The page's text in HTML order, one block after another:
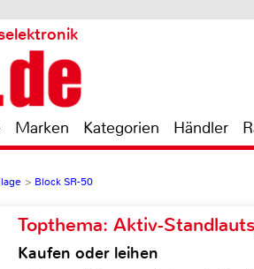
Marken Kategorien Händler
> Block SR-50
Topthema: Aktiv-
Kaufen oder leihen